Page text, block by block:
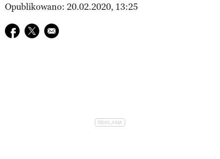
Opublikowano: 20.02.2020, 13:25
Udostępnij na facebook
Udostępnij na twitter
E-mail do przyjaciela